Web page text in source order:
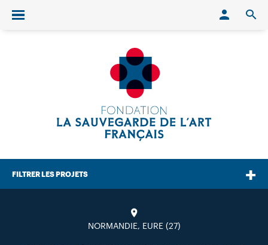
Ouvrir/fermer le menu
FILTRER LES PROJETS
NORMANDIE, EURE (27)